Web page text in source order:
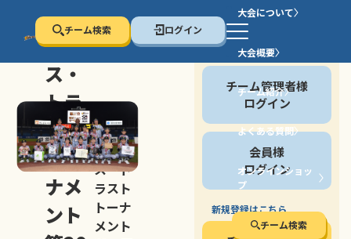
チーム検索 ログイン
大会について
大会概要
チーム紹介
よくある質問
オンラインショッ
プ
チーム検索
停止する
セン
ス・
トラ
スト
トー
ナメ
ント
セン
ス・ト
ラスト
トーナ
メント
会員の方
チーム管理者様
ログイン
会員様
ログイン
新規登録はこちら